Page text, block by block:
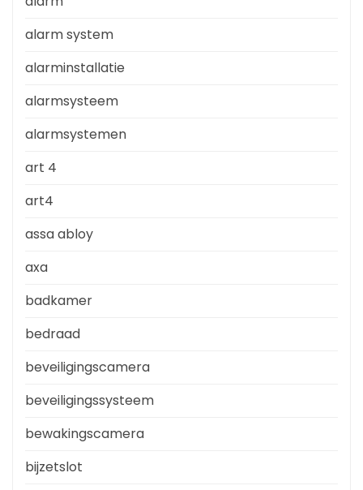
alarm system
alarminstallatie
alarmsysteem
alarmsystemen
art 4
art4
assa abloy
axa
badkamer
bedraad
beveiligingscamera
beveiligingssysteem
bewakingscamera
bijzetslot